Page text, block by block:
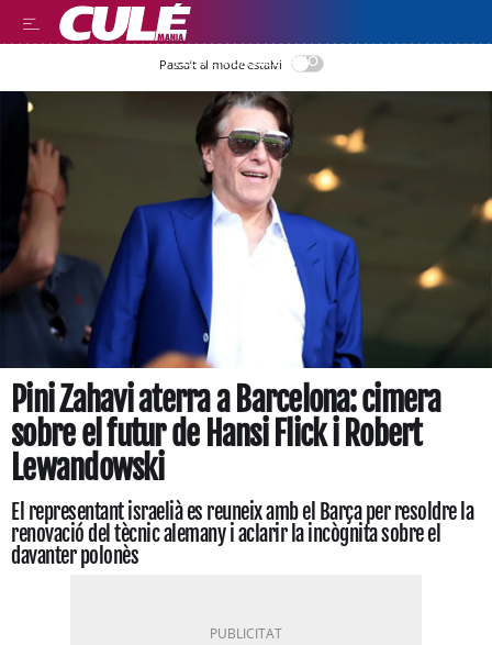
LEER EN CASTELLANO
Passa’t al mode estalvi
Pini Zahavi aterra a Barcelona: cimera
sobre el futur de Hansi Flick i Robert
Lewandowski
El representant israelià es reuneix amb el Barça per resoldre la
renovació del tècnic alemany i aclarir la incògnita sobre el
davanter polonès